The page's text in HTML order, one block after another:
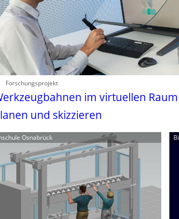
Forschungsprojekt
im virtuellen Raum
und skizzieren
Osnabrück